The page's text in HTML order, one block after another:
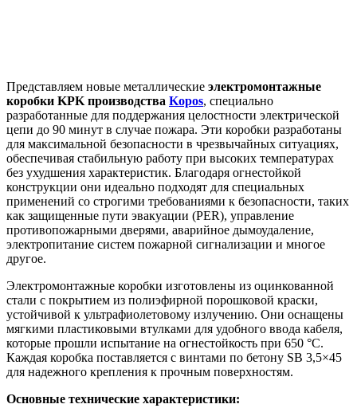
Представляем новые металлические электромонтажные
коробки KPK производства Kopos, специально
разработанные для поддержания целостности электрической
цепи до 90 минут в случае пожара. Эти коробки разработаны
для максимальной безопасности в чрезвычайных ситуациях,
обеспечивая стабильную работу при высоких температурах
без ухудшения характеристик. Благодаря огнестойкой
конструкции они идеально подходят для специальных
применений со строгими требованиями к безопасности, таких
как защищенные пути эвакуации (PER), управление
противопожарными дверями, аварийное дымоудаление,
электропитание систем пожарной сигнализации и многое
другое.
Электромонтажные коробки изготовлены из оцинкованной
стали с покрытием из полиэфирной порошковой краски,
устойчивой к ультрафиолетовому излучению. Они оснащены
мягкими пластиковыми втулками для удобного ввода кабеля,
которые прошли испытание на огнестойкость при 650 °C.
Каждая коробка поставляется с винтами по бетону SB 3,5×45
для надежного крепления к прочным поверхностям.
Основные технические характеристики: